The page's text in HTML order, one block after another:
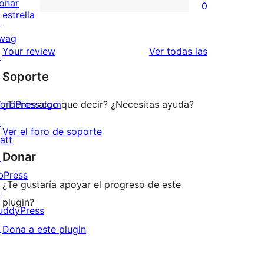
estrellas
de
estrellas
0
de
estrellas
estrella
0
Your review Ver todas lasvaloraciones
Soporte
¿Tienes algo que decir? ¿Necesitas ayuda?
Ver el foro de soporte
Donar
¿Te gustaría apoyar el progreso de este
plugin?
Dona a este plugin